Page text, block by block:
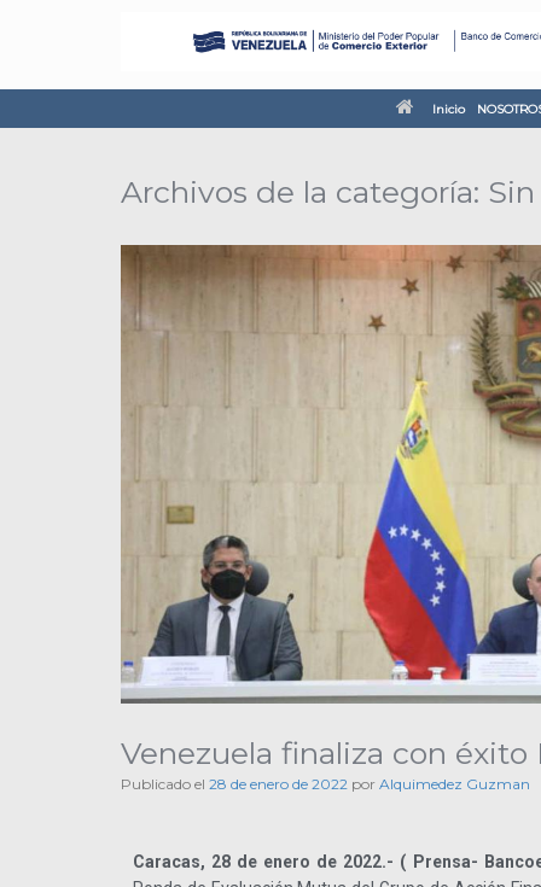
Inicio
Archivos de la categoría:
Venezuela finaliza con éxito
Publicado el 28 de enero de 2022 por Alquimedez Guzman
Caracas, 28 de enero de 2022.- ( Prensa-